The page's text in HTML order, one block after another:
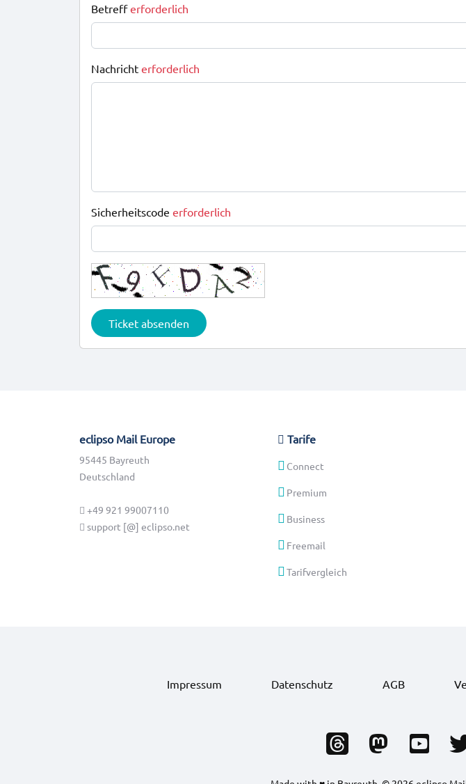
Betrefferforderlich
Nachricht erforderlich
Sicherheitscode erforderlich
Ticket absenden
eclipso Mail Europe
95445 Bayreuth
Deutschland
+49 921 99007110
support [@] eclipso.net
Tarife
Connect
Premium
Business
Freemail
Tarifvergleich
Impressum Datenschutz AGB